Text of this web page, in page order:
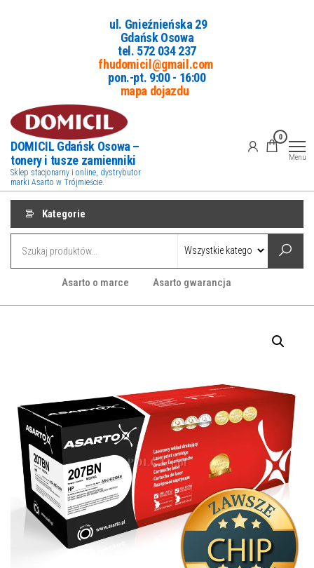
ul. Gnieźnieńska 29
Gdańsk Osowa
tel. 572 034 237
fhudomicil@gmail.com
pon.-pt. 9:00 - 16:00
mapa dojazdu
DOMICIL Gdańsk Osowa –
tonery i tusze zamienniki
Sklep stacjonarny i online, dystrybutor
marki Asarto w Trójmieście.
0
Menu
Kategorie
Asarto o marce Asarto gwarancja